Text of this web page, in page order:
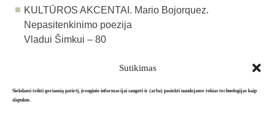
Sutikimas
Siekdami teikti geriausią patirtį, įrenginio informacijai saugoti ir (arba) pasiekti naudojame tokias technologijas kaip
slapukus.
KULTŪROS AKCENTAI. Mario Bojorquez.
Nepasitenkinimo poezija
Vladui Šimkui – 80